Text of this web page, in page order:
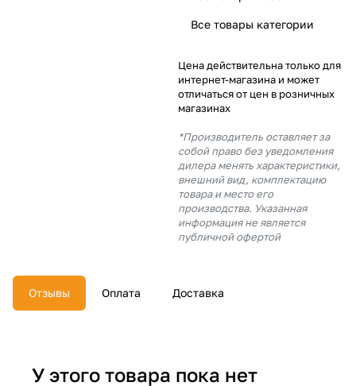
Все товары категории
Цена действительна только для
интернет-магазина и может
отличаться от цен в розничных
магазинах
*Производитель оставляет за
собой право без уведомления
дилера менять характеристики,
внешний вид, комплектацию
товара и место его
производства. Указанная
информация не является
публичной офертой
Отзывы Оплата Доставка
У этого товара пока нет
% будут
с вашей карты
Остались вопросы?